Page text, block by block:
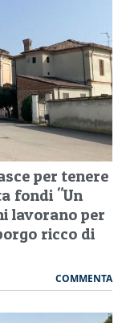
per tenere
fondi "Un
lavorano per
ricco di
COMMENTA